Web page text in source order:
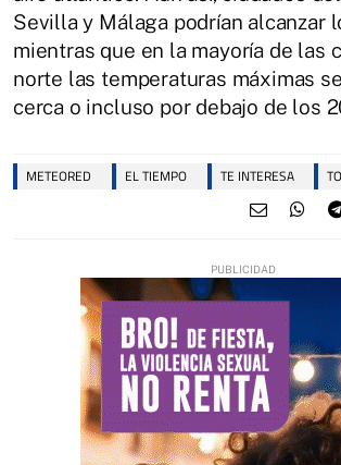
Sevilla y Málaga podrían alcanzar
mientras que en la mayoría de las
norte las temperaturas máximas
cerca o incluso por debajo de los
METEORED EL TIEMPO TE INTERESA